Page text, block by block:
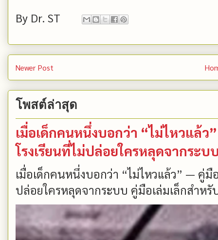
By Dr. ST
Newer Post
โพสต์ล่าสุด
เมื่อเด็กคนหนึ่งบอกว่า “ไม่ไหวแล้
โรงเรียนที่ไม่ปล่อยใครหลุดจากระบ
เมื่อเด็กคนหนึ่งบอกว่า “ไม่ไหวแล้ว” — คู่
ปล่อยใครหลุดจากระบบ คู่มือเล่มเล็กสำหรั